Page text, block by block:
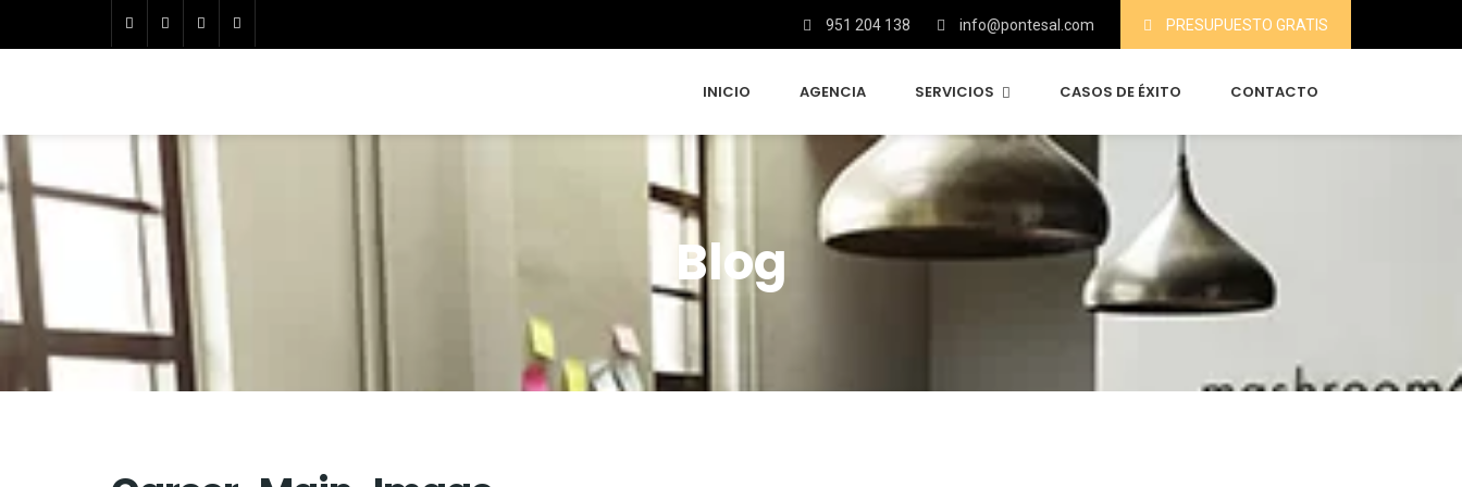
951 204 138 info@pontesal.com PRESUPUESTO GRATIS
INICIO AGENCIA SERVICIOS CASOS DE ÉXITO CONTACTO
Blog